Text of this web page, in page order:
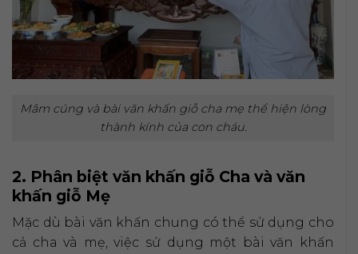
Mâm cúng và bài văn khấn giỗ cha mẹ thể hiện lòng
thành kính của con cháu.
2. Phân biệt văn khấn giỗ Cha và văn
khấn giỗ Mẹ
Mặc dù bài văn khấn chung có thể sử dụng cho
cả cha và mẹ, việc sử dụng một bài văn khấn